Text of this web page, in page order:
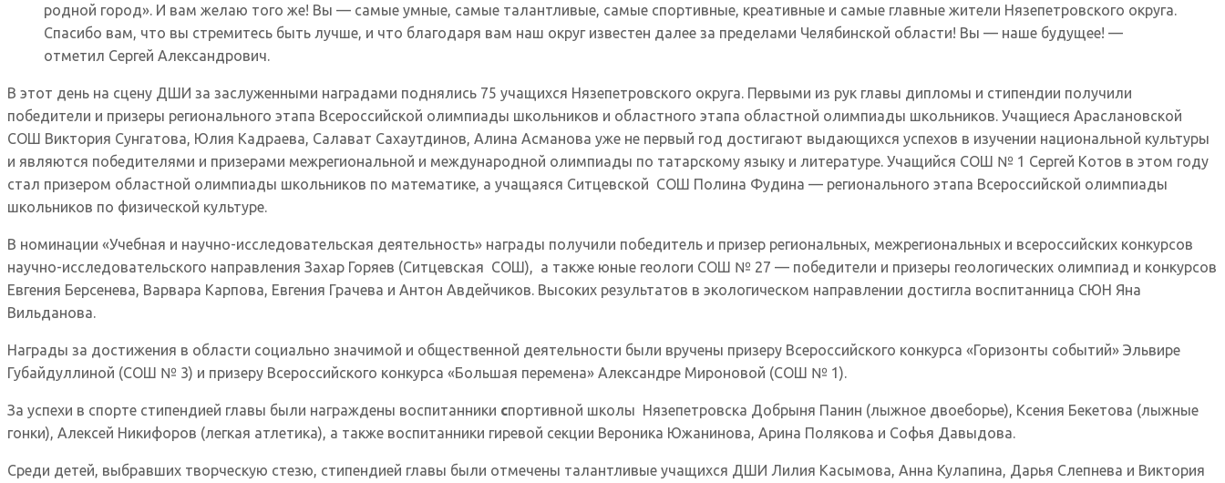
родной город». И вам желаю того же! Вы — самые умные, самые талантливые, самые спортивные, креативные и самые главные жители Нязепетровского округа.
Спасибо вам, что вы стремитесь быть лучше, и что благодаря вам наш округ известен далее за пределами Челябинской области! Вы — наше будущее! —
отметил Сергей Александрович.
В этот день на сцену ДШИ за заслуженными наградами поднялись 75 учащихся Нязепетровского округа. Первыми из рук главы дипломы и стипендии получили
победители и призеры регионального этапа Всероссийской олимпиады школьников и областного этапа областной олимпиады школьников. Учащиеся Араслановской
СОШ Виктория Сунгатова, Юлия Кадраева, Салават Сахаутдинов, Алина Асманова уже не первый год достигают выдающихся успехов в изучении национальной культуры
и являются победителями и призерами межрегиональной и международной олимпиады по татарскому языку и литературе. Учащийся СОШ № 1 Сергей Котов в этом году
стал призером областной олимпиады школьников по математике, а учащаяся Ситцевской СОШ Полина Фудина — регионального этапа Всероссийской олимпиады
школьников по физической культуре.
В номинации «Учебная и научно-исследовательская деятельность» награды получили победитель и призер региональных, межрегиональных и всероссийских конкурсов
научно-исследовательского направления Захар Горяев (Ситцевская СОШ), а также юные геологи СОШ № 27 — победители и призеры геологических олимпиад и конкурсов
Евгения Берсенева, Варвара Карпова, Евгения Грачева и Антон Авдейчиков. Высоких результатов в экологическом направлении достигла воспитанница СЮН Яна
Вильданова.
Награды за достижения в области социально значимой и общественной деятельности были вручены призеру Всероссийского конкурса «Горизонты событий» Эльвире
Губайдуллиной (СОШ № 3) и призеру Всероссийского конкурса «Большая перемена» Александре Мироновой (СОШ № 1).
За успехи в спорте стипендией главы были награждены воспитанники спортивной школы Нязепетровска Добрыня Панин (лыжное двоеборье), Ксения Бекетова (лыжные
гонки), Алексей Никифоров (легкая атлетика), а также воспитанники гиревой секции Вероника Южанинова, Арина Полякова и Софья Давыдова.
Среди детей, выбравших творческую стезю, стипендией главы были отмечены талантливые учащихся ДШИ Лилия Касымова, Анна Кулапина, Дарья Слепнева и Виктория